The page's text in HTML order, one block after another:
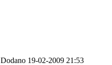
Dodano 19-02-2009 21:53